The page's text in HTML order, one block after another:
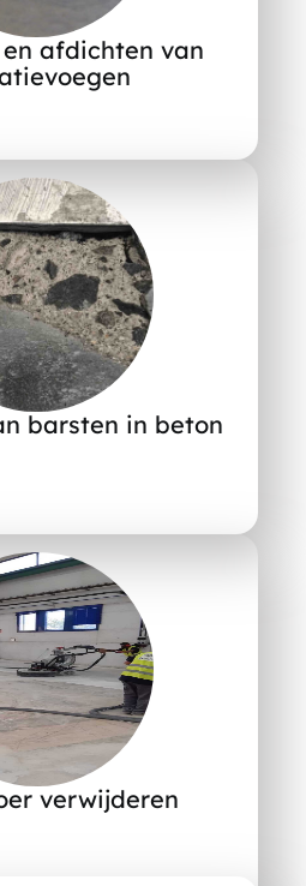
afdichten van
barsten in beton
verwijderen